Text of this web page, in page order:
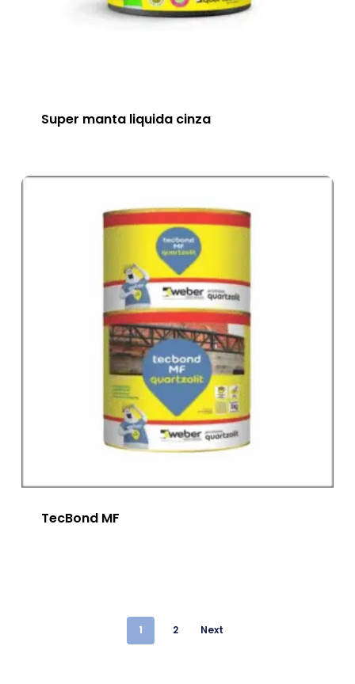
Super manta liquida cinza
TecBond MF
1 2 Next